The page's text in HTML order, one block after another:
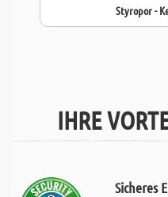
Styropor -
IHRE
Sicheres